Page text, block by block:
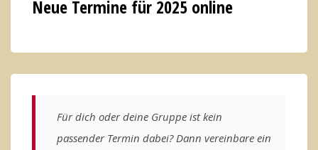
Neue Termine für 2025 online
Für dich oder deine Gruppe ist kein
passender Termin dabei? Dann vereinbare ein